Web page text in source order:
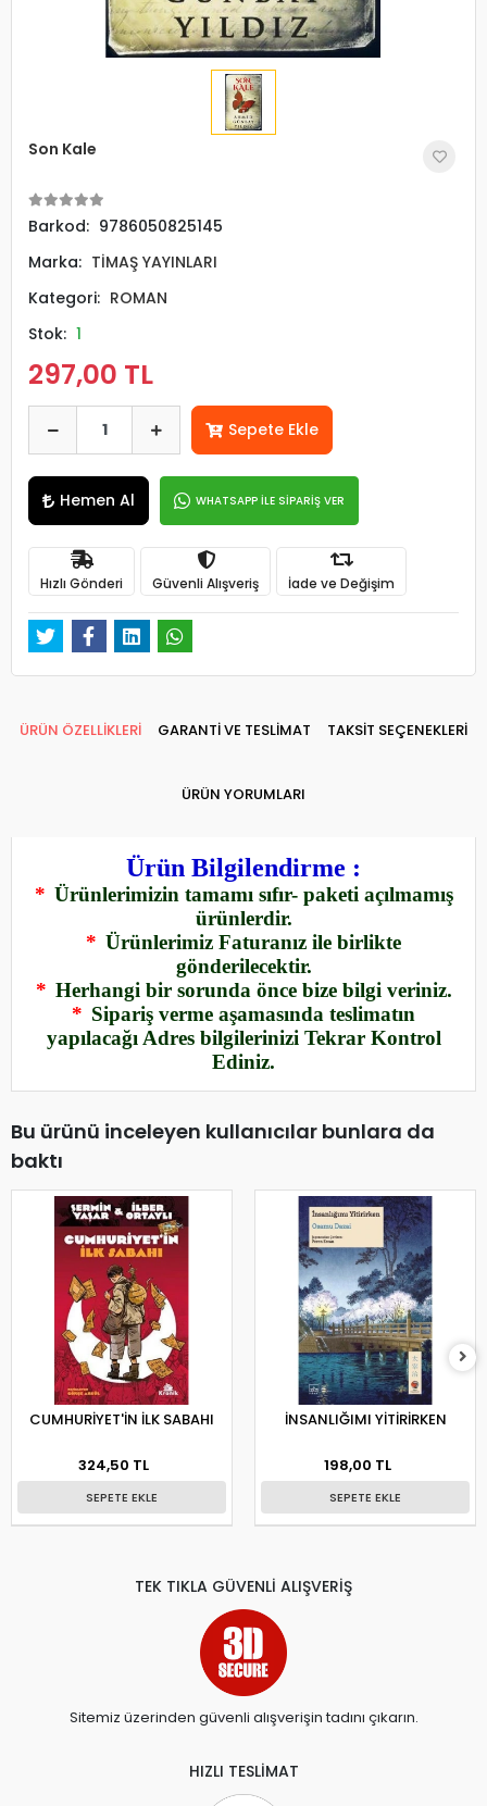
Son Kale
Barkod: 9786050825145
Marka: TİMAŞ YAYINLARI
Kategori: ROMAN
Stok: 1
297,00 TL
Sepete Ekle
Hemen Al WHATSAPP İLE SİPARİŞ VER
Hızlı Gönderi Güvenli Alışveriş İade ve Değişim
ÜRÜN ÖZELLİKLERİ GARANTİ VE TESLİMAT TAKSİT SEÇENEKLERİ
ÜRÜN YORUMLARI
Ürün Bilgilendirme :
* Ürünlerimizin tamamı sıfır- paketi açılmamış
ürünlerdir.
* Ürünlerimiz Faturanız ile birlikte
gönderilecektir.
* Herhangi bir sorunda önce bize bilgi veriniz.
* Sipariş verme aşamasında teslimatın
yapılacağı Adres bilgilerinizi Tekrar Kontrol
Ediniz.
Bu ürünü inceleyen kullanıcılar bunlara da
baktı
CUMHURİYET'İN İLK SABAHI
324,50 TL
SEPETE EKLE
İNSANLIĞIMI YİTİRİRKEN
198,00 TL
SEPETE EKLE
TEK TIKLA GÜVENLİ ALIŞVERİŞ
Sitemiz üzerinden güvenli alışverişin tadını çıkarın.
HIZLI TESLİMAT